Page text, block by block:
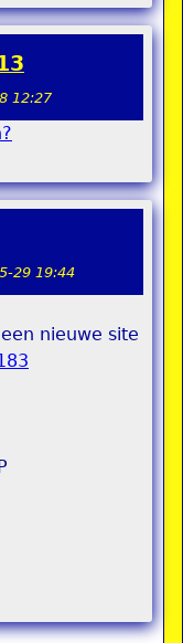
12:27
29 19:44
nieuwe site